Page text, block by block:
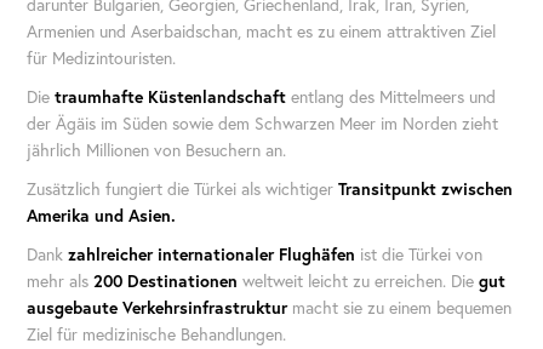
darunter Bulgarien, Georgien, Griechenland, Irak, Iran, Syrien,
Armenien und Aserbaidschan, macht es zu einem attraktiven Ziel
für Medizintouristen.
Dietraumhafte Küstenlandschaft entlang des Mittelmeers und
der Ägäis im Süden sowie dem Schwarzen Meer im Norden zieht
jährlich Millionen von Besuchern an.
Zusätzlich fungiert die Türkei als wichtigerTransitpunkt zwischen
Amerika und Asien.
Dankzahlreicher internationaler Flughäfen ist die Türkei von
mehr als200 Destinationen weltweit leicht zu erreichen. Diegut
ausgebaute Verkehrsinfrastrukturmacht sie zu einem bequemen
Ziel für medizinische Behandlungen.